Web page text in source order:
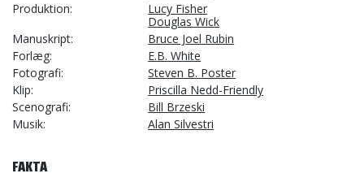
Produktion
Lucy Fisher
Douglas Wick
Manuskript
Bruce Joel Rubin
Forlæg
E.B. White
Fotografi
Steven B. Poster
Klip
Priscilla Nedd-Friendly
Scenografi
Bill Brzeski
Musik
Alan Silvestri
FAKTA